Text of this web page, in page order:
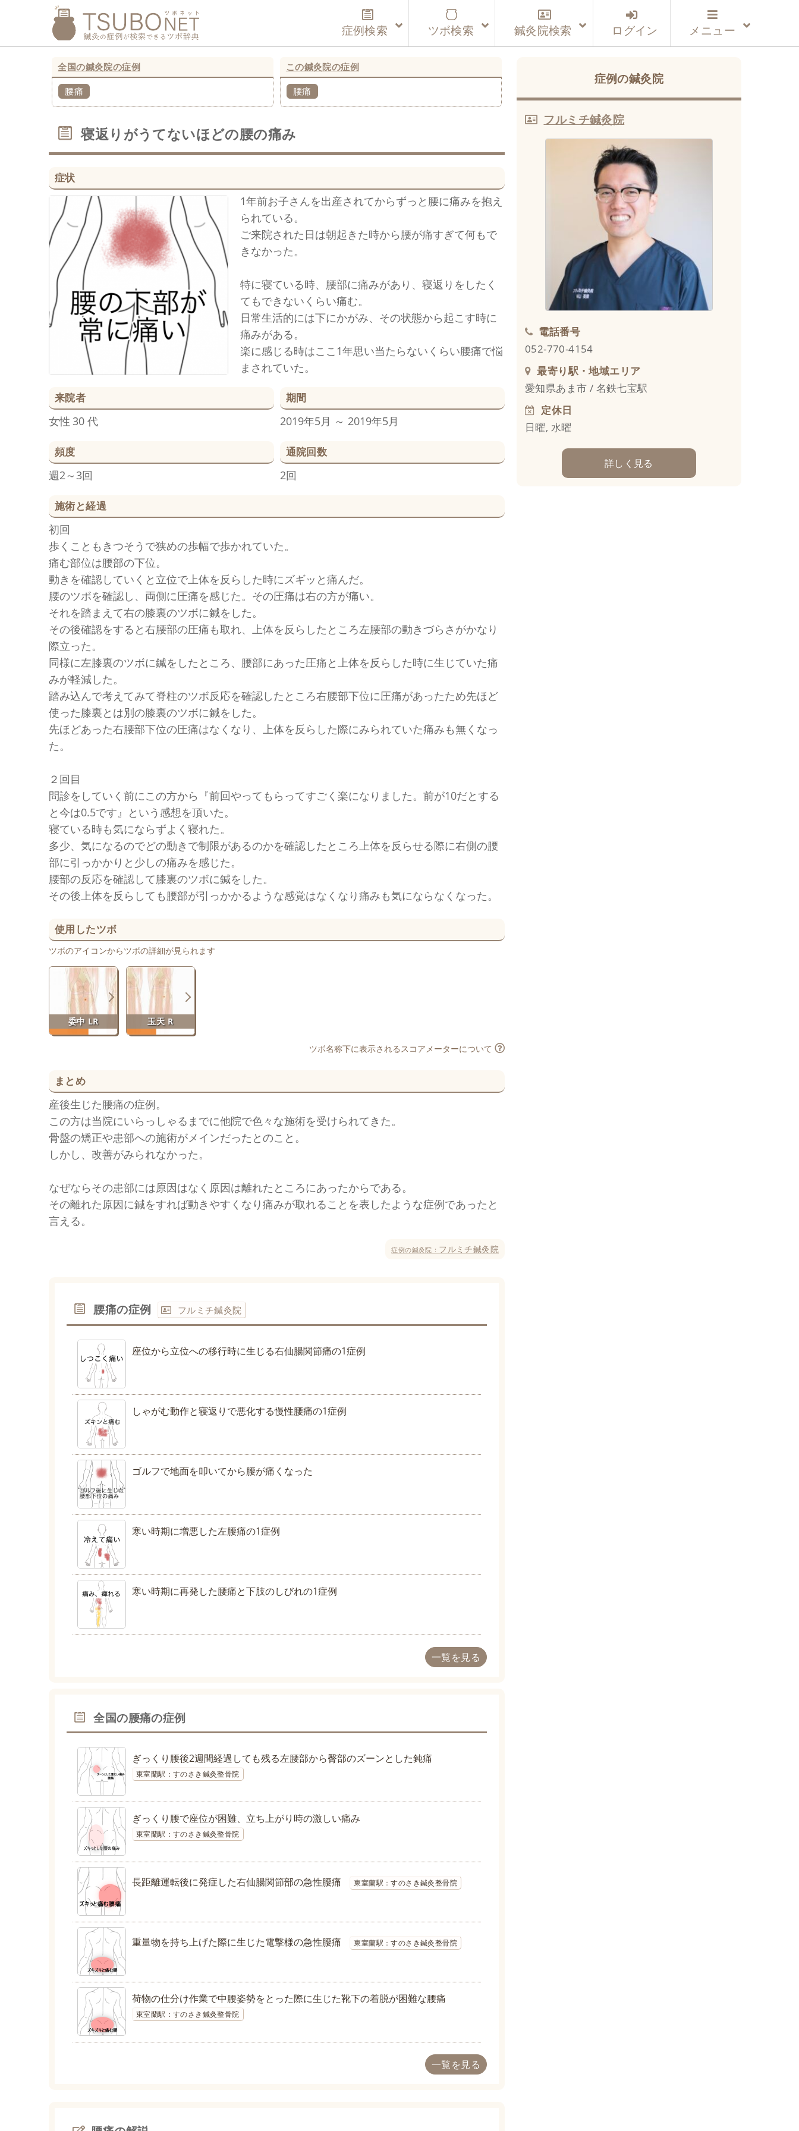
症例検索 ツボ検索 鍼灸院検索 ログイン メニュー
全国の鍼灸院の症例
腰痛
この鍼灸院の症例
腰痛
寝返りがうてないほどの腰の痛み
症状
1年前お子さんを出産されてからずっと腰に痛みを抱え
られている。
ご来院された日は朝起きた時から腰が痛すぎて何もで
きなかった。
特に寝ている時、腰部に痛みがあり、寝返りをしたく
てもできないくらい痛む。
日常生活的には下にかがみ、その状態から起こす時に
痛みがある。
楽に感じる時はここ1年思い当たらないくらい腰痛で悩
まされていた。
来院者
女性 30 代
期間
2019年5月 ～ 2019年5月
頻度
週2～3回
通院回数
2回
施術と経過
初回
歩くこともきつそうで狭めの歩幅で歩かれていた。
痛む部位は腰部の下位。
動きを確認していくと立位で上体を反らした時にズギッと痛んだ。
腰のツボを確認し、両側に圧痛を感じた。その圧痛は右の方が痛い。
それを踏まえて右の膝裏のツボに鍼をした。
その後確認をすると右腰部の圧痛も取れ、上体を反らしたところ左腰部の動きづらさがかなり
際立った。
同様に左膝裏のツボに鍼をしたところ、腰部にあった圧痛と上体を反らした時に生じていた痛
みが軽減した。
踏み込んで考えてみて脊柱のツボ反応を確認したところ右腰部下位に圧痛があったため先ほど
使った膝裏とは別の膝裏のツボに鍼をした。
先ほどあった右腰部下位の圧痛はなくなり、上体を反らした際にみられていた痛みも無くなっ
た。
２回目
問診をしていく前にこの方から『前回やってもらってすごく楽になりました。前が10だとする
と今は0.5です』という感想を頂いた。
寝ている時も気にならずよく寝れた。
多少、気になるのでどの動きで制限があるのかを確認したところ上体を反らせる際に右側の腰
部に引っかかりと少しの痛みを感じた。
腰部の反応を確認して膝裏のツボに鍼をした。
その後上体を反らしても腰部が引っかかるような感覚はなくなり痛みも気にならなくなった。
使用したツボ
ツボのアイコンからツボの詳細が見られます
委中 LR 玉天 R
ツボ名称下に表示されるスコアメーターについて
まとめ
産後生じた腰痛の症例。
この方は当院にいらっしゃるまでに他院で色々な施術を受けられてきた。
骨盤の矯正や患部への施術がメインだったとのこと。
しかし、改善がみられなかった。
なぜならその患部には原因はなく原因は離れたところにあったからである。
その離れた原因に鍼をすれば動きやすくなり痛みが取れることを表したような症例であったと
言える。
症例の鍼灸院： フルミチ鍼灸院
腰痛の症例 フルミチ鍼灸院
座位から立位への移行時に生じる右仙腸関節痛の1症例
しゃがむ動作と寝返りで悪化する慢性腰痛の1症例
ゴルフで地面を叩いてから腰が痛くなった
寒い時期に増悪した左腰痛の1症例
寒い時期に再発した腰痛と下肢のしびれの1症例
一覧を見る
全国の腰痛の症例
ぎっくり腰後2週間経過しても残る左腰部から臀部のズーンとした鈍痛
東室蘭駅：すのさき鍼灸整骨院
ぎっくり腰で座位が困難、立ち上がり時の激しい痛み
東室蘭駅：すのさき鍼灸整骨院
長距離運転後に発症した右仙腸関節部の急性腰痛 東室蘭駅：すのさき鍼灸整骨院
重量物を持ち上げた際に生じた電撃様の急性腰痛 東室蘭駅：すのさき鍼灸整骨院
荷物の仕分け作業で中腰姿勢をとった際に生じた靴下の着脱が困難な腰痛
東室蘭駅：すのさき鍼灸整骨院
一覧を見る
症例の鍼灸院
フルミチ鍼灸院
電話番号
052-770-4154
最寄り駅・地域エリア
愛知県あま市 / 名鉄七宝駅
定休日
日曜, 水曜
詳しく見る